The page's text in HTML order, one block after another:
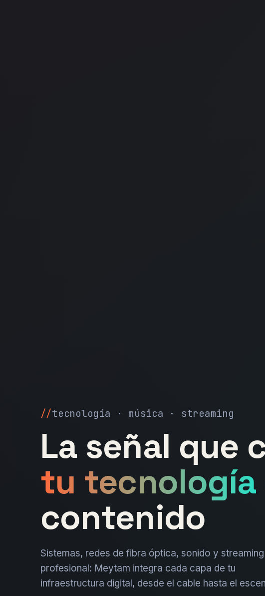
tecnología · música · streaming
La señal que
tu tecnología
contenido
Sistemas, redes de fibra óptica, sonido y streaming
profesional: Meytam integra cada capa de tu
infraestructura digital, desde el cable hasta el